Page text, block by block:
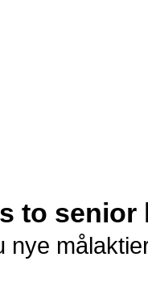
to
nye